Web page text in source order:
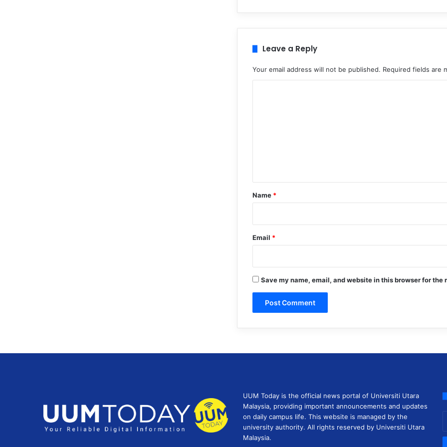
Leave a Reply
Your email address will not be published. Required fields are
*
Name *
Email *
Save my name, email, and website in this browser for the
UUM Today is the official news portal of Universiti Utara
Malaysia, providing important announcements and updates
on daily campus life. This website is managed by the
university authority. All rights reserved by Universiti Utara
Malaysia.